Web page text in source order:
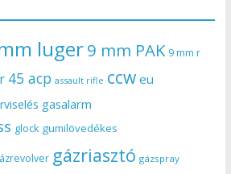
luger9 mm PAK 9 mm r
45 acp assault rifle ccw eu
gasalarm
glock gumilövedékes
gázriasztó gázspray